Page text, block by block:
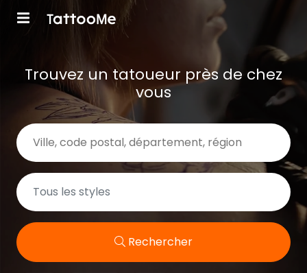
Trouvez un tatoueur près de chez
vous
Rechercher